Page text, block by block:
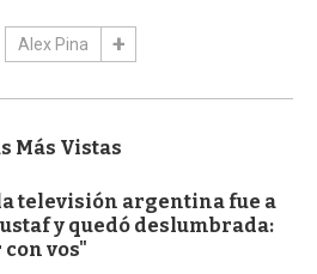
Alex Pina
Más Vistas
televisión argentina fue a
y quedó deslumbrada:
vos"